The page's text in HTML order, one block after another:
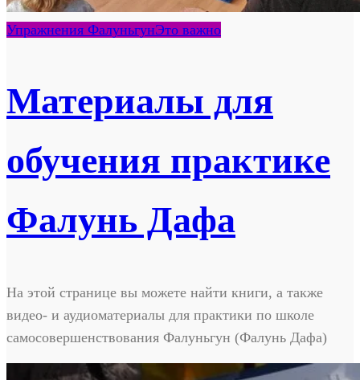
Упражнения ФалуньгунЭто важно
Материалы для
обучения практике
Фалунь Дафа
На этой странице вы можете найти книги, а также
видео- и аудиоматериалы для практики по школе
самосовершенствования Фалуньгун (Фалунь Дафа)